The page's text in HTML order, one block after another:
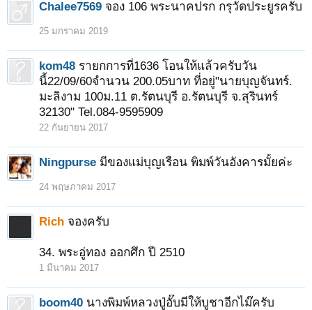
Chalee7569 จอง 106 พระนาคปรก กรุวัดประยูรครับ
25 มกราคม 2019
kom48 รายกการที่1636 โอนให้แล้วครับวัน
นี้22/09/60จำนวน 200.05บาท ที่อยู่"นายบุญจันทร์.
มะลิงาม 100ม.11 ต.รัตนบุรี อ.รัตนบุรี จ.สุรินทร์
32130" Tel.084-9595909
22 กันยายน 2017
Ningpurse มีของแม่บุญเรือน พิมพ์วันอังคารมั้ยค่ะ
24 พฤษภาคม 2017
Rich จองครับ
34. พระอู่ทอง ออกศึก ปี 2510
1 มีนาคม 2017
boom40 นางพิมพ์หลวงปู่อั๊บมีให้บูชาอีกไม๊ครับ